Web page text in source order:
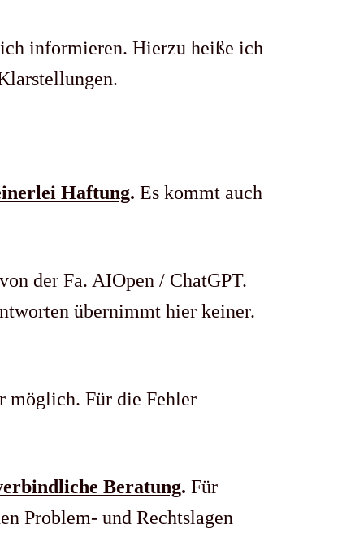
informieren. Hierzu heiße ich
Haftung. Es kommt auch
der Fa. AIOpen / ChatGPT.
übernimmt hier keiner.
möglich. Für die Fehler
Beratung. Für
Problem- und Rechtslagen